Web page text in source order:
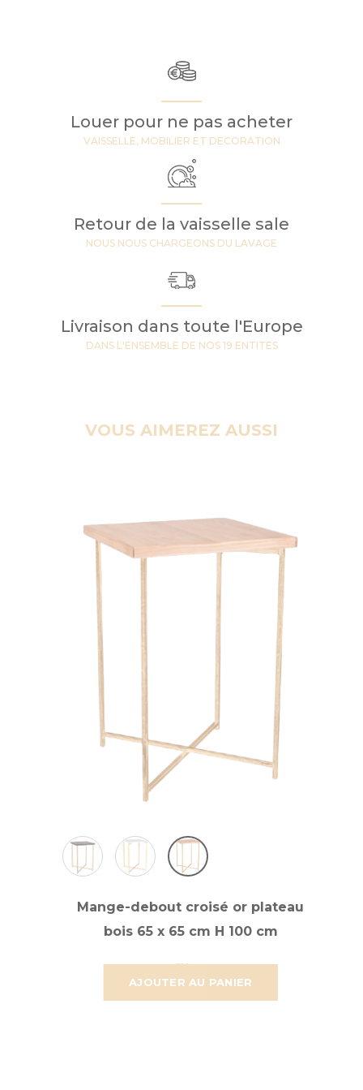
Louer pour ne pas acheter
VAISSELLE, MOBILIER ET DECORATION
Retour de la vaisselle sale
NOUS NOUS CHARGEONS DU LAVAGE
Livraison dans toute l'Europe
DANS L'ENSEMBLE DE NOS 19 ENTITES
VOUS AIMEREZ AUSSI
AJOUTER AU PANIER
Mange-debout croisé or plateau
bois 65 x 65 cm H 100 cm
47,251 € 39,376 €